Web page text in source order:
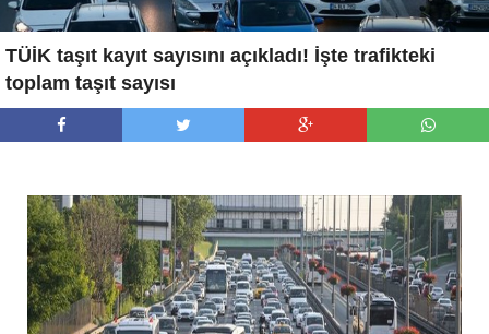
TÜİK taşıt kayıt sayısını açıkladı! İşte trafikteki
toplam taşıt sayısı